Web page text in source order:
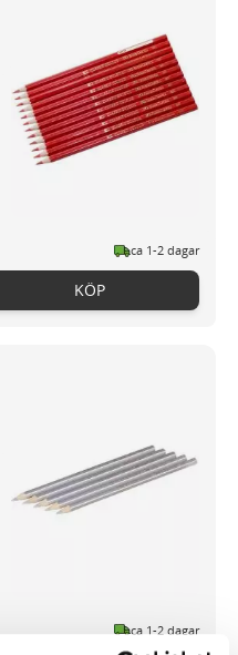
ca 1-2 dagar
KÖP
ca 1-2 dagar